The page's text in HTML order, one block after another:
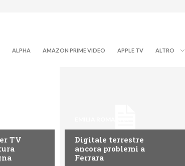
ALPHA AMAZON PRIME VIDEO APPLE TV ALTRO
TV
Digitale terrestre
ancora problemi a
Ferrara